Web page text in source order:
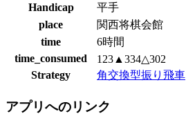
Handicap
平手
place
関西将棋会館
time
6時間
time_consumed
123▲334△302
Strategy
角交換型振り飛車
アプリへのリンク